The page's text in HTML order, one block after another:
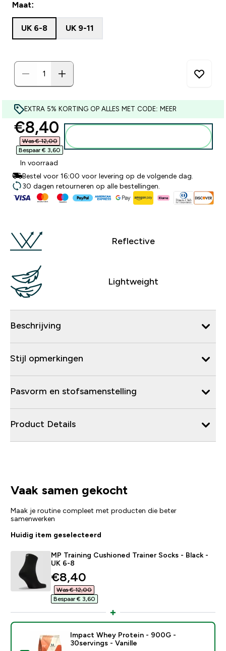
Maat:
UK 6-8 UK 9-11
EXTRA 5% KORTING OP ALLES MET CODE: MEER
discounted price
€8,40‎
Was € 12,00‎
Bespaar € 3,60‎
In voorraad
Bestel voor 16:00 voor levering op de volgende dag.
30 dagen retourneren op alle bestellingen.
Reflective
Lightweight
Beschrijving
Stijl opmerkingen
Pasvorm en stofsamenstelling
Product Details
Vaak samen gekocht
Maak je routine compleet met producten die beter
samenwerken
Huidig item geselecteerd
MP Training Cushioned Trainer Socks - Black -
UK 6-8
discounted price
€8,40‎
Was € 12,00‎
Bespaar € 3,60‎
Impact Whey Protein - 900G -
30servings - Vanille